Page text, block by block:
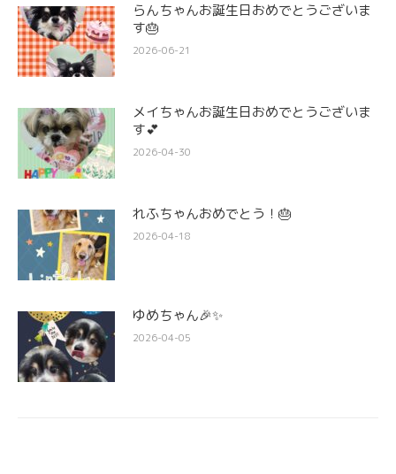
らんちゃんお誕生日おめでとうございま
す🎂
2026-06-21
メイちゃんお誕生日おめでとうございま
す💕
2026-04-30
れふちゃんおめでとう！🎂
2026-04-18
ゆめちゃん🎉✨
2026-04-05